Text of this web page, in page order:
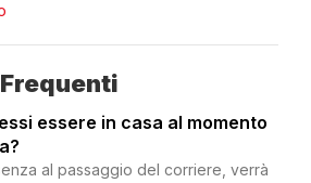
essere in casa al momento
al passaggio del corriere, verrà